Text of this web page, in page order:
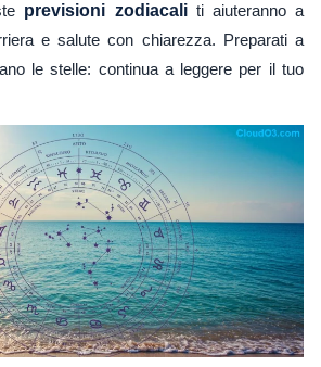
previsioni zodiacaliti aiuteranno a
e salute con chiarezza. Preparati a
le stelle: continua a leggere per il tuo